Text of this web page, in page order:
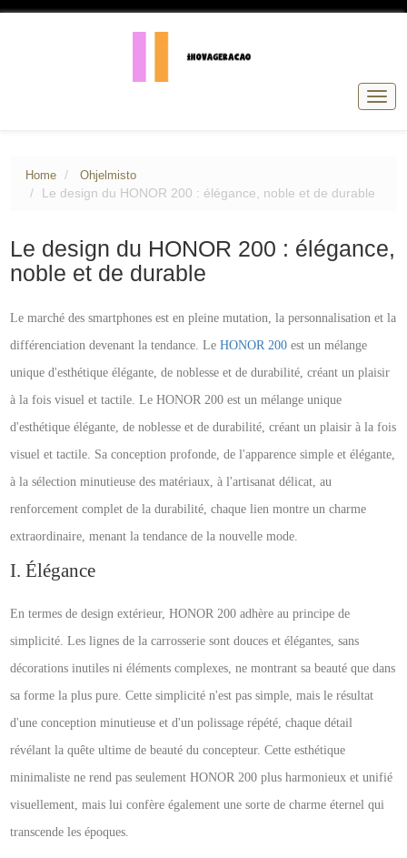
Home Ohjelmisto
Le design du HONOR 200 : élégance, noble et de durable
Le design du HONOR 200 : élégance,
noble et de durable
Le marché des smartphones est en pleine mutation, la personnalisation et la
différenciation devenant la tendance. LeHONOR 200 est un mélange
unique d'esthétique élégante, de noblesse et de durabilité, créant un plaisir
à la fois visuel et tactile. Le HONOR 200 est un mélange unique
d'esthétique élégante, de noblesse et de durabilité, créant un plaisir à la fois
visuel et tactile. Sa conception profonde, de l'apparence simple et élégante,
à la sélection minutieuse des matériaux, à l'artisanat délicat, au
renforcement complet de la durabilité, chaque lien montre un charme
extraordinaire, menant la tendance de la nouvelle mode.
I. Élégance
En termes de design extérieur, HONOR 200 adhère au principe de
simplicité. Les lignes de la carrosserie sont douces et élégantes, sans
décorations inutiles ni éléments complexes, ne montrant sa beauté que dans
sa forme la plus pure. Cette simplicité n'est pas simple, mais le résultat
d'une conception minutieuse et d'un polissage répété, chaque détail
révélant la quête ultime de beauté du concepteur. Cette esthétique
minimaliste ne rend pas seulement HONOR 200 plus harmonieux et unifié
visuellement, mais lui confère également une sorte de charme éternel qui
transcende les époques.